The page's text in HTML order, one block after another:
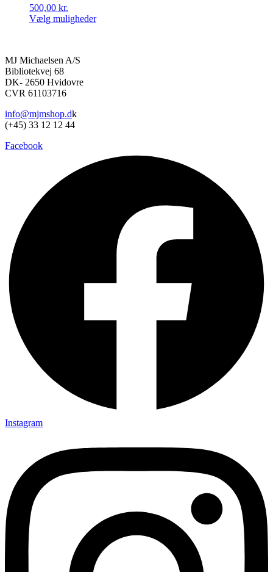
Mulighederne
kan
500,00 kr.
Vælg muligheder
flere
varianter.
Mulighederne
kan
på
varesiden
MJ Michaelsen A/S
Bibliotekvej 68
DK- 2650 Hvidovre
CVR 61103716
info@mjmshop.dk
(+45) 33 12 12 44
Facebook
Instagram